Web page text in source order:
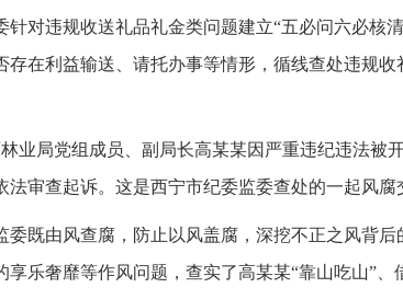
对违规收送礼品礼金类问题建立“五必问六必核
存在利益输送、请托办事等情形，循线查处违规收
业局党组成员、副局长高某某因严重违纪违法被
审查起诉。这是西宁市纪委监委查处的一起风腐
委既由风查腐，防止以风盖腐，深挖不正之风背后
乐奢靡等作风问题，查实了高某某“靠山吃山”、